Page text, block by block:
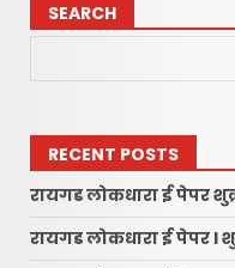
SEARCH
RECENT POSTS
रायगड लोकधारा ई पेपर
रायगड लोकधारा ई पेपर l